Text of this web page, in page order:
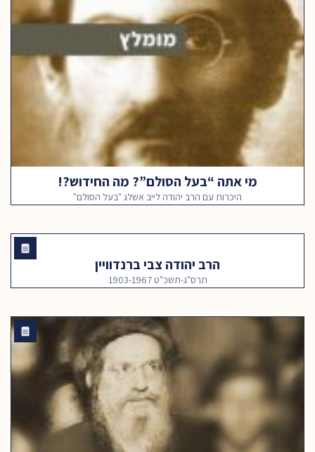
מי אתה “בעל הסולם”? מה החידוש?!
היכרות עם הרב יהודה לייב אשלג "בעל הסולם"
הרב יהודה צבי ברנדוויין
תרס"ג-תשכ"ט 1903-1967